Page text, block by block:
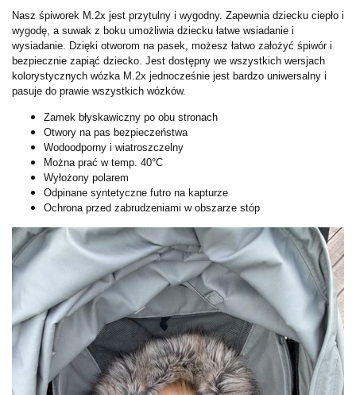
Nasz śpiworek M.2x jest przytulny i wygodny. Zapewnia dziecku ciepło i
wygodę, a suwak z boku umożliwia dziecku łatwe wsiadanie i
wysiadanie. Dzięki otworom na pasek, możesz łatwo założyć śpiwór i
bezpiecznie zapiąć dziecko. Jest dostępny we wszystkich wersjach
kolorystycznych wózka M.2x jednocześnie jest bardzo uniwersalny i
pasuje do prawie wszystkich wózków.
Zamek błyskawiczny po obu stronach
Otwory na pas bezpieczeństwa
Wodoodporny i wiatroszczelny
Można prać w temp. 40°C
Wyłożony polarem
Odpinane syntetyczne futro na kapturze
Ochrona przed zabrudzeniami w obszarze stóp